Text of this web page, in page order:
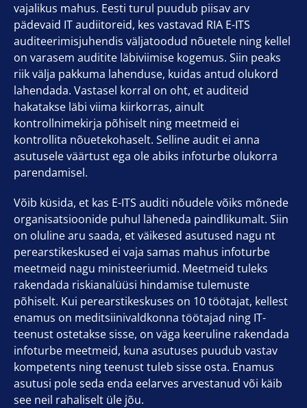
vajalikus mahus. Eesti turul puudub piisav arv
pädevaid IT audiitoreid, kes vastavad RIA E-ITS
auditeerimisjuhendis väljatoodud nõuetele ning kellel
on varasem auditite läbiviimise kogemus. Siin peaks
riik välja pakkuma lahenduse, kuidas antud olukord
lahendada. Vastasel korral on oht, et auditeid
hakatakse läbi viima kiirkorras, ainult
kontrollnimekirja põhiselt ning meetmeid ei
kontrollita nõuetekohaselt. Selline audit ei anna
asutusele väärtust ega ole abiks infoturbe olukorra
parendamisel.
Võib küsida, et kas E-ITS auditi nõudele võiks mõnede
organisatsioonide puhul läheneda paindlikumalt. Siin
on oluline aru saada, et väikesed asutused nagu nt
perearstikeskused ei vaja samas mahus infoturbe
meetmeid nagu ministeeriumid. Meetmeid tuleks
rakendada riskianalüüsi hindamise tulemuste
põhiselt. Kui perearstikeskuses on 10 töötajat, kellest
enamus on meditsiinivaldkonna töötajad ning IT-
teenust ostetakse sisse, on väga keeruline rakendada
infoturbe meetmeid, kuna asutuses puudub vastav
kompetents ning teenust tuleb sisse osta. Enamus
asutusi pole seda enda eelarves arvestanud või käib
see neil rahaliselt üle jõu.